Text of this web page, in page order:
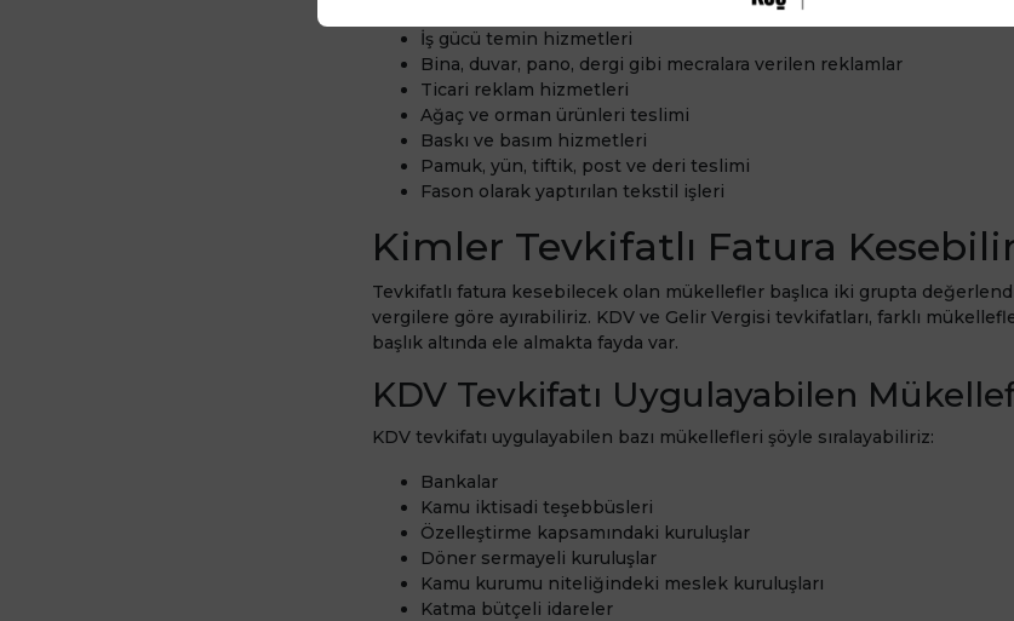
Etüt, danışmanlık, denetim gibi hizmetler
İş gücü temin hizmetleri
Bina, duvar, pano, dergi gibi mecralara verilen reklamlar
Ticari reklam hizmetleri
Ağaç ve orman ürünleri teslimi
Baskı ve basım hizmetleri
Pamuk, yün, tiftik, post ve deri teslimi
Fason olarak yaptırılan tekstil işleri
Kimler Tevkifatlı Fatura
Tevkifatlı fatura kesebilecek olan mükellefler başlıca iki grupta
vergilere göre ayırabiliriz. KDV ve Gelir Vergisi tevkifatları, farklı
başlık altında ele almakta fayda var.
KDV Tevkifatı Uygulayabilen
KDV tevkifatı uygulayabilen bazı mükellefleri şöyle sıralayabiliriz:
Bankalar
Kamu iktisadi teşebbüsleri
Özelleştirme kapsamındaki kuruluşlar
Döner sermayeli kuruluşlar
Kamu kurumu niteliğindeki meslek kuruluşları
Katma bütçeli idareler